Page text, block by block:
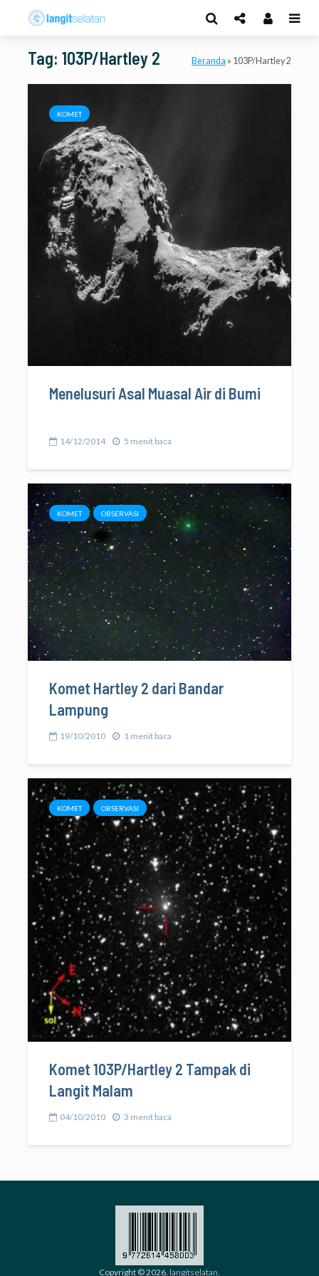
Tag: 103P/Hartley 2 Beranda » 103P/Hartley 2
KOMET
Menelusuri Asal Muasal Air di Bumi
14/12/2014 5 menit baca
KOMET OBSERVASI
Komet Hartley 2 dari Bandar
Lampung
19/10/2010 1 menit baca
KOMET OBSERVASI
Komet 103P/Hartley 2 Tampak di
Langit Malam
04/10/2010 3 menit baca
Copyright © 2026. langitselatan